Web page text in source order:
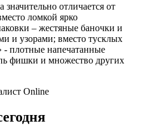
отличается от
ломкой ярко
– жестяные баночки и
и узорами; вместо тусклых
- плотные напечатанные
фишки и множество других
Online